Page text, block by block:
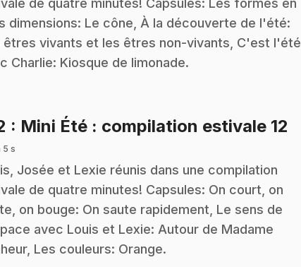
de quatre minutes! Capsules: Les formes en
dimensions: Le cône, À la découverte de l'été:
êtres vivants et les êtres non-vivants, C'est l'été
Charlie: Kiosque de limonade.
: Mini Été : compilation estivale 12
5 s
Josée et Lexie réunis dans une compilation
de quatre minutes! Capsules: On court, on
on bouge: On saute rapidement, Le sens de
avec Louis et Lexie: Autour de Madame
Les couleurs: Orange.